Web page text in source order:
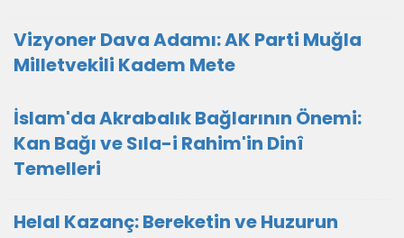
Vizyoner Dava Adamı: AK Parti Muğla
Milletvekili Kadem Mete
İslam'da Akrabalık Bağlarının Önemi:
Kan Bağı ve Sıla-i Rahim'in Dinî
Temelleri
Helal Kazanç: Bereketin ve Huzurun